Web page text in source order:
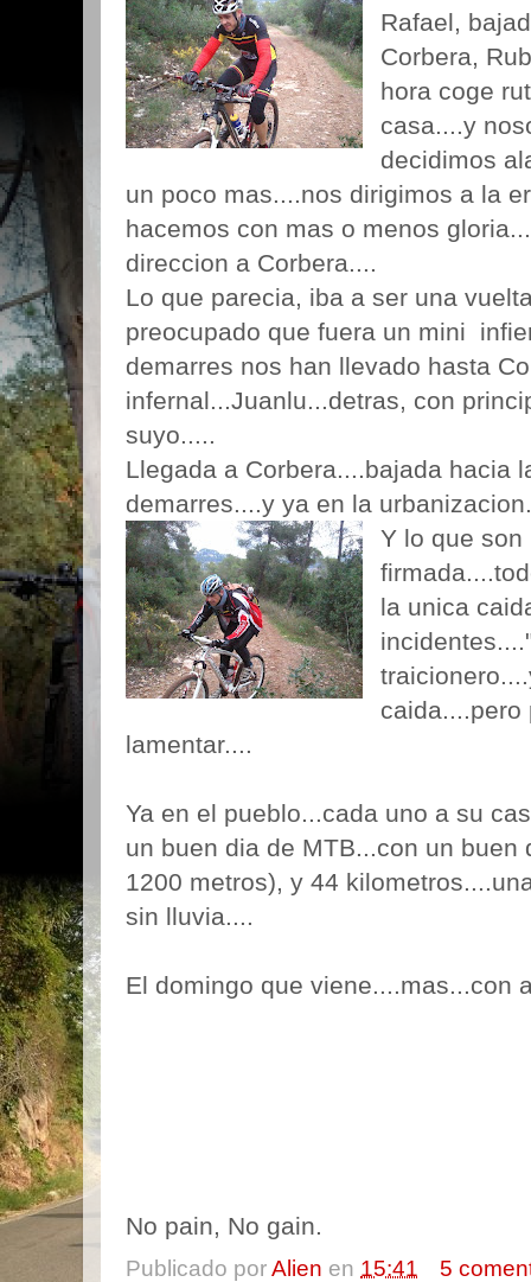
Rafael,
Corbera,
hora coge
casa....y
decidimos
un poco mas....nos dirigimos a la
hacemos con mas o menos
direccion a Corbera....
Lo que parecia, iba a ser una
preocupado que fuera un mini
demarres nos han llevado hasta
infernal...Juanlu...detras, con
suyo.....
Llegada a Corbera....bajada hacia
demarres....y ya en la
Y lo que
la unica
caida....pero
lamentar....
Ya en el pueblo...cada uno a su
un buen dia de MTB...con un
1200 metros), y 44
sin lluvia....
El domingo que viene....mas...con
No pain, No gain.
Publicado porAlien en 15:41 5